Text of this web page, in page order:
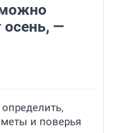
осень, —
и поверья